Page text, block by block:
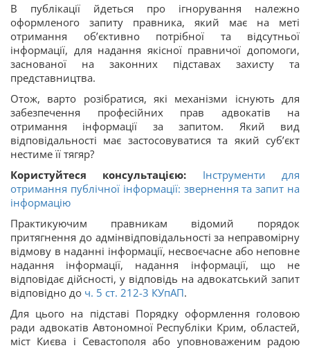
В публікації йдеться про ігнорування належно
оформленого запиту правника, який має на меті
отримання об’єктивно потрібної та відсутньої
інформації, для надання якісної правничої допомоги,
заснованої на законних підставах захисту та
представництва.
Отож, варто розібратися, які механізми існують для
забезпечення професійних прав адвокатів на
отримання інформації за запитом. Який вид
відповідальності має застосовуватися та який суб’єкт
нестиме її тягяр?
Користуйтеся консультацією:
Інструменти для
отримання публічної інформації: звернення та запит на
інформацію
Практикуючим правникам відомий порядок
притягнення до адмінвідповідальності за неправомірну
відмову в наданні інформації, несвоєчасне або неповне
надання інформації, надання інформації, що не
відповідає дійсності, у відповідь на адвокатський запит
відповідно до ч. 5 ст. 212-3 КУпАП.
Для цього на підставі Порядку оформлення головою
ради адвокатів Автономної Республіки Крим, областей,
міст Києва і Севастополя або уповноваженим радою